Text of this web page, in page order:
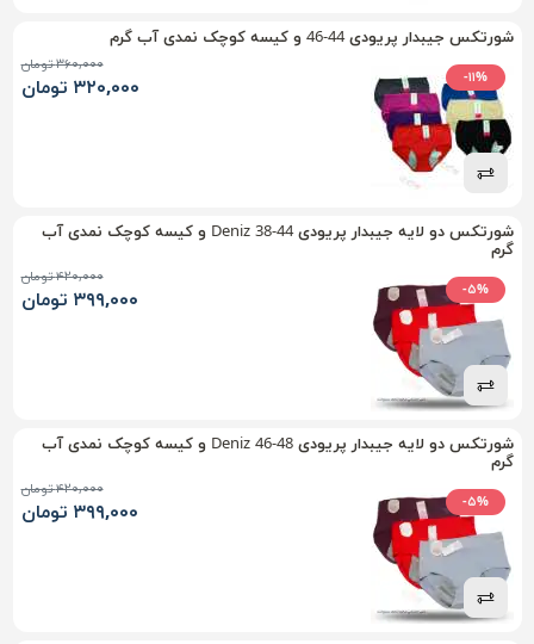
شورتکس جیبدار پریودی 44-46 و کیسه کوچک نمدی آب گرم
-۱۱%
۳۶۰,۰۰۰ تومان
۳۲۰,۰۰۰ تومان
شورتکس دو لایه جیبدار پریودی Deniz 38-44 و کیسه کوچک نمدی آب
گرم
-۵%
۴۲۰,۰۰۰ تومان
۳۹۹,۰۰۰ تومان
شورتکس دو لایه جیبدار پریودی Deniz 46-48 و کیسه کوچک نمدی آب
گرم
-۵%
۴۲۰,۰۰۰ تومان
۳۹۹,۰۰۰ تومان